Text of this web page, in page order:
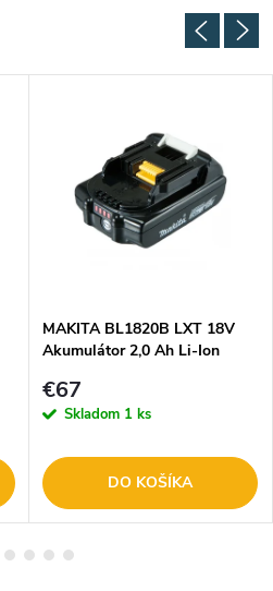
MAKITA BL1820B LXT 18V
Akumulátor 2,0 Ah Li-Ion
€67
Skladom 1 ks
DO KOŠÍKA